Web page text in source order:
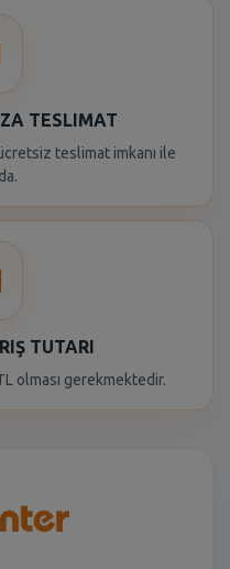
TESLIMAT
teslimat imkanı ile
TUTARI
olması gerekmektedir.